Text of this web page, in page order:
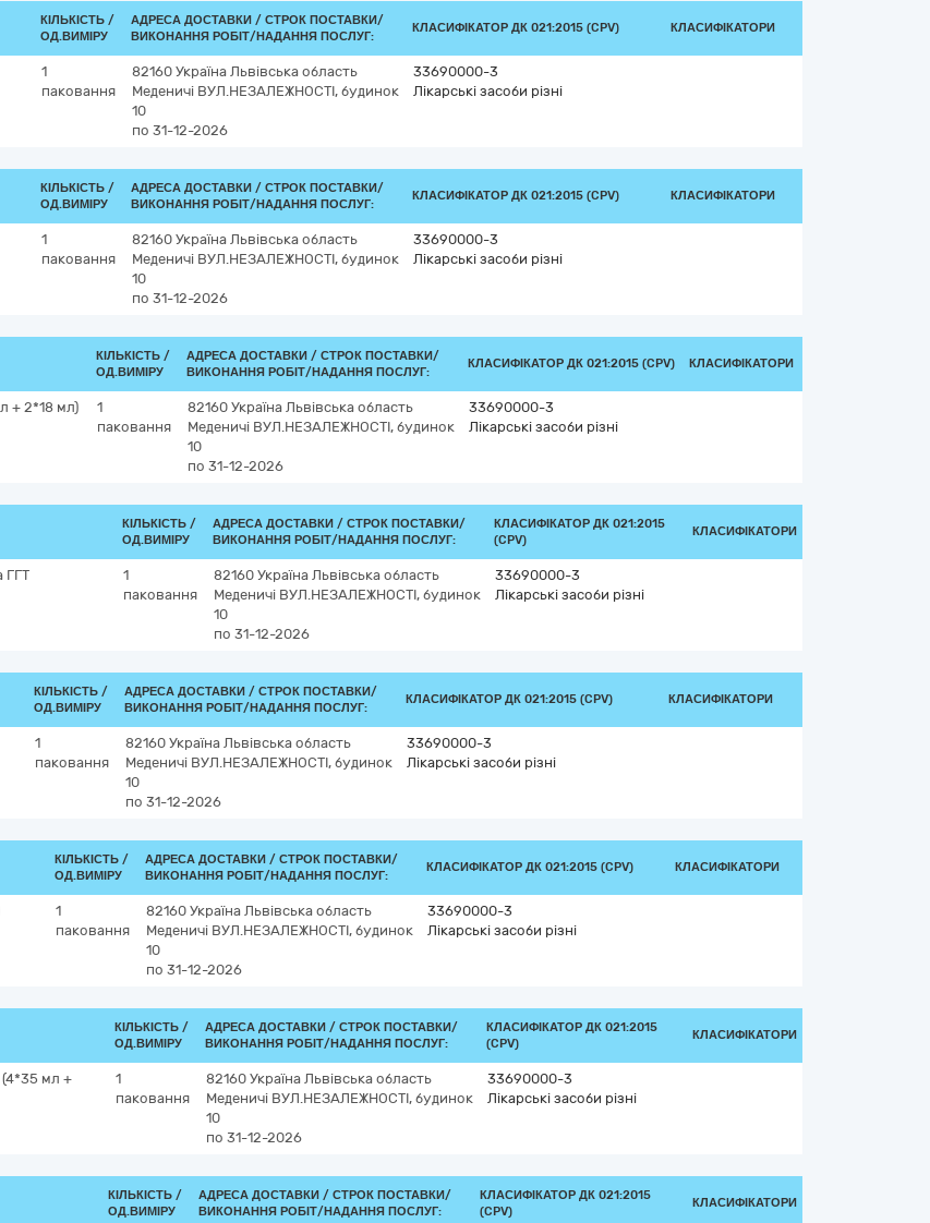
КІЛЬКІСТЬ /
ОД.ВИМІРУ
АДРЕСА ДОСТАВКИ / СТРОК ПОСТАВКИ/
ВИКОНАННЯ РОБІТ/НАДАННЯ ПОСЛУГ:
КЛАСИФІКАТОР ДК 021:2015 (CPV) КЛАСИФІКАТОРИ
1
паковання
82160 Україна Львівська область
Меденичі ВУЛ.НЕЗАЛЕЖНОСТІ, будинок
10
по 31-12-2026
33690000-3
Лікарські засоби різні
КІЛЬКІСТЬ /
ОД.ВИМІРУ
АДРЕСА ДОСТАВКИ / СТРОК ПОСТАВКИ/
ВИКОНАННЯ РОБІТ/НАДАННЯ ПОСЛУГ:
КЛАСИФІКАТОР ДК 021:2015 (CPV) КЛАСИФІКАТОРИ
1
паковання
82160 Україна Львівська область
Меденичі ВУЛ.НЕЗАЛЕЖНОСТІ, будинок
10
по 31-12-2026
33690000-3
Лікарські засоби різні
КІЛЬКІСТЬ /
ОД.ВИМІРУ
АДРЕСА ДОСТАВКИ / СТРОК ПОСТАВКИ/
ВИКОНАННЯ РОБІТ/НАДАННЯ ПОСЛУГ:
КЛАСИФІКАТОР ДК 021:2015 (CPV) КЛАСИФІКАТОРИ
+ 2*18 мл)
1
паковання
82160 Україна Львівська область
Меденичі ВУЛ.НЕЗАЛЕЖНОСТІ, будинок
10
по 31-12-2026
33690000-3
Лікарські засоби різні
КІЛЬКІСТЬ /
ОД.ВИМІРУ
АДРЕСА ДОСТАВКИ / СТРОК ПОСТАВКИ/
ВИКОНАННЯ РОБІТ/НАДАННЯ ПОСЛУГ:
КЛАСИФІКАТОР ДК 021:2015
(CPV)
КЛАСИФІКАТОРИ
ГГТ
1
паковання
82160 Україна Львівська область
Меденичі ВУЛ.НЕЗАЛЕЖНОСТІ, будинок
10
по 31-12-2026
33690000-3
Лікарські засоби різні
КІЛЬКІСТЬ /
ОД.ВИМІРУ
АДРЕСА ДОСТАВКИ / СТРОК ПОСТАВКИ/
ВИКОНАННЯ РОБІТ/НАДАННЯ ПОСЛУГ:
КЛАСИФІКАТОР ДК 021:2015 (CPV) КЛАСИФІКАТОРИ
1
паковання
82160 Україна Львівська область
Меденичі ВУЛ.НЕЗАЛЕЖНОСТІ, будинок
10
по 31-12-2026
33690000-3
Лікарські засоби різні
КІЛЬКІСТЬ /
ОД.ВИМІРУ
АДРЕСА ДОСТАВКИ / СТРОК ПОСТАВКИ/
ВИКОНАННЯ РОБІТ/НАДАННЯ ПОСЛУГ:
КЛАСИФІКАТОР ДК 021:2015 (CPV) КЛАСИФІКАТОРИ
1
паковання
82160 Україна Львівська область
Меденичі ВУЛ.НЕЗАЛЕЖНОСТІ, будинок
10
по 31-12-2026
33690000-3
Лікарські засоби різні
КІЛЬКІСТЬ /
ОД.ВИМІРУ
АДРЕСА ДОСТАВКИ / СТРОК ПОСТАВКИ/
ВИКОНАННЯ РОБІТ/НАДАННЯ ПОСЛУГ:
КЛАСИФІКАТОР ДК 021:2015
(CPV)
КЛАСИФІКАТОРИ
(4*35 мл +
1
паковання
82160 Україна Львівська область
Меденичі ВУЛ.НЕЗАЛЕЖНОСТІ, будинок
10
по 31-12-2026
33690000-3
Лікарські засоби різні
КІЛЬКІСТЬ /
ОД.ВИМІРУ
АДРЕСА ДОСТАВКИ / СТРОК ПОСТАВКИ/
ВИКОНАННЯ РОБІТ/НАДАННЯ ПОСЛУГ:
КЛАСИФІКАТОР ДК 021:2015
(CPV)
КЛАСИФІКАТОРИ